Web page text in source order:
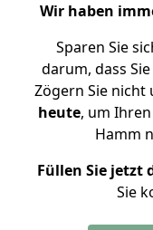
Wir haben
Sparen Sie
darum, dass
Zögern Sie nicht
heute, um
Hamm
Füllen Sie jetzt
Sie